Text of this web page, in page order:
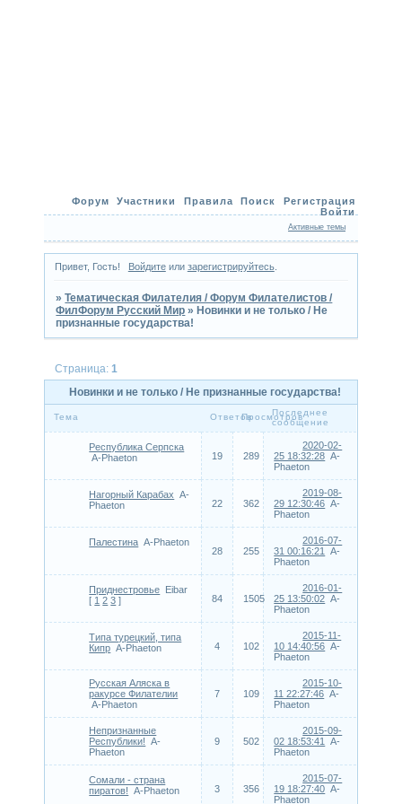
Форум Участники Правила Поиск
Регистрация
Войти
Активные темы
Привет, Гость! Войдитеили зарегистрируйтесь.
»Тематическая Филателия / Форум Филателистов /
ФилФорум Русский Мир »Новинки и не только / Не
признанные государства!
Новинки и не только / Не признанные государства!
Страница:1
Тема ОтветовПросмотров
Последнее
сообщение
Республика Серпска
A-Phaeton
19 289
2020-02-
25 18:32:28 A-
Phaeton
Нагорный Карабах
A-
Phaeton
22 362
2019-08-
29 12:30:46 A-
Phaeton
Палестина A-Phaeton
28
255
2016-07-
31 00:16:21
A-
Phaeton
Приднестровье
Eibar
[ 1 2 3 ] 84 1505
2016-01-
25 13:50:02 A-
Phaeton
Типа турецкий, типа
Кипр A-Phaeton 4 102
2015-11-
10 14:40:56 A-
Phaeton
Русская Аляска в
ракурсе Филателии
A-Phaeton
7 109
2015-10-
11 22:27:46 A-
Phaeton
Непризнанные
Республики!
A-
Phaeton
9 502
2015-09-
02 18:53:41
A-
Phaeton
Сомали - страна
пиратов!
A-Phaeton 3 356
2015-07-
19 18:27:40 A-
Phaeton